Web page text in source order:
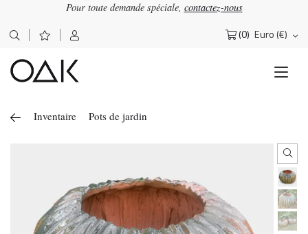
Pour toute demande spéciale, contactez-nous
(0) Euro (€)
Rechercher :
Inventaire Pots de jardin